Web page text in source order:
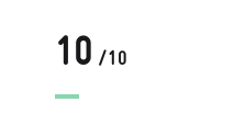
10 /10